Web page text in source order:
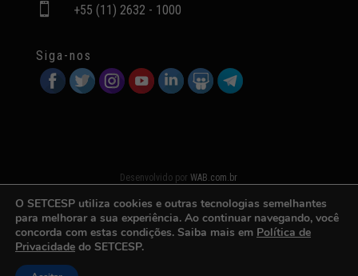
 +55 (11) 2632 - 1000
Siga-nos
Desenvolvido porWAB.com.br
O SETCESP utiliza cookies e outras tecnologias semelhantes
para melhorar a sua experiência. Ao continuar navegando, você
concorda com estas condições. Saiba mais em Política de
Privacidade do SETCESP.